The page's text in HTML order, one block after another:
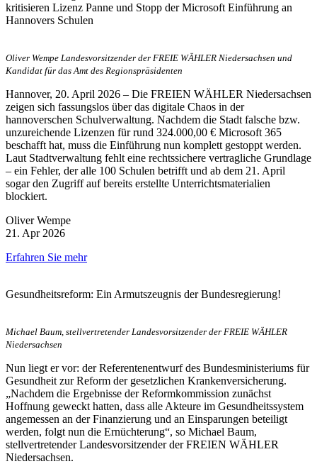
kritisieren Lizenz Panne und Stopp der Microsoft Einführung an
Hannovers Schulen
Oliver Wempe Landesvorsitzender der FREIE WÄHLER Niedersachsen und
Kandidat für das Amt des Regionspräsidenten
Hannover, 20. April 2026 – Die FREIEN WÄHLER Niedersachsen
zeigen sich fassungslos über das digitale Chaos in der
hannoverschen Schulverwaltung. Nachdem die Stadt falsche bzw.
unzureichende Lizenzen für rund 324.000,00 € Microsoft 365
beschafft hat, muss die Einführung nun komplett gestoppt werden.
Laut Stadtverwaltung fehlt eine rechtssichere vertragliche Grundlage
– ein Fehler, der alle 100 Schulen betrifft und ab dem 21. April
sogar den Zugriff auf bereits erstellte Unterrichtsmaterialien
blockiert.
Oliver Wempe
21. Apr 2026
Erfahren Sie mehr
Gesundheitsreform: Ein Armutszeugnis der Bundesregierung!
Michael Baum, stellvertretender Landesvorsitzender der FREIE WÄHLER
Niedersachsen
Nun liegt er vor: der Referentenentwurf des Bundesministeriums für
Gesundheit zur Reform der gesetzlichen Krankenversicherung.
„Nachdem die Ergebnisse der Reformkommission zunächst
Hoffnung geweckt hatten, dass alle Akteure im Gesundheitssystem
angemessen an der Finanzierung und an Einsparungen beteiligt
werden, folgt nun die Ernüchterung“, so Michael Baum,
stellvertretender Landesvorsitzender der FREIEN WÄHLER
Niedersachsen.